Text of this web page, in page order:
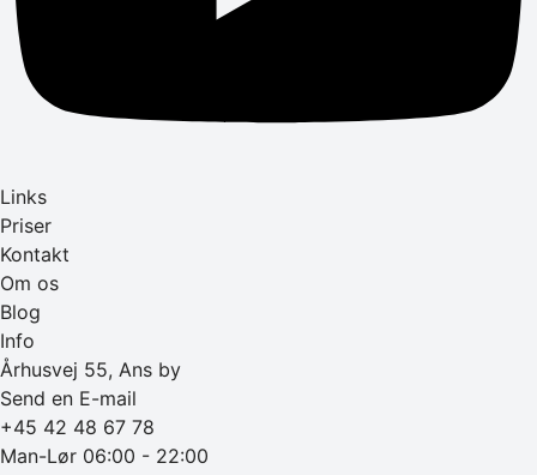
Links
Priser
Kontakt
Om os
Blog
Info
Århusvej 55, Ans by
Send en E-mail
+45 42 48 67 78
Man-Lør 06:00 - 22:00